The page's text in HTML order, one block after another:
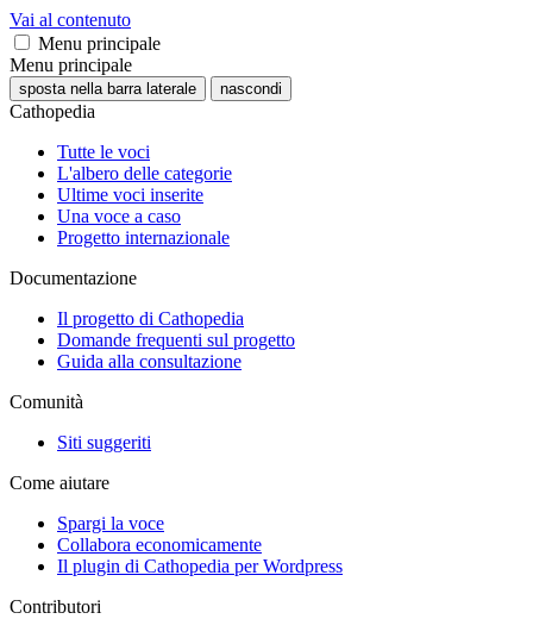
Vai al contenuto
Menu principale
Menu principale
sposta nella barra laterale nascondi
Cathopedia
Tutte le voci
L'albero delle categorie
Ultime voci inserite
Una voce a caso
Progetto internazionale
Documentazione
Il progetto di Cathopedia
Domande frequenti sul progetto
Guida alla consultazione
Comunità
Siti suggeriti
Come aiutare
Spargi la voce
Collabora economicamente
Il plugin di Cathopedia per Wordpress
Contributori